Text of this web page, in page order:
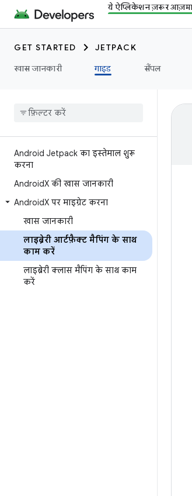
ये ऐप्लिकेशन ज़रूर
GET STARTED
JETPACK
खास जानकारी
गाइड सैंपल
Android Jetpack का इस्तेमाल शुरू
करना
AndroidX की खास जानकारी
AndroidX पर माइग्रेट करना
खास जानकारी
लाइब्रेरी आर्टफ़ैक्ट मैपिंग के साथ
काम करें
लाइब्रेरी क्लास मैपिंग के साथ काम
करें